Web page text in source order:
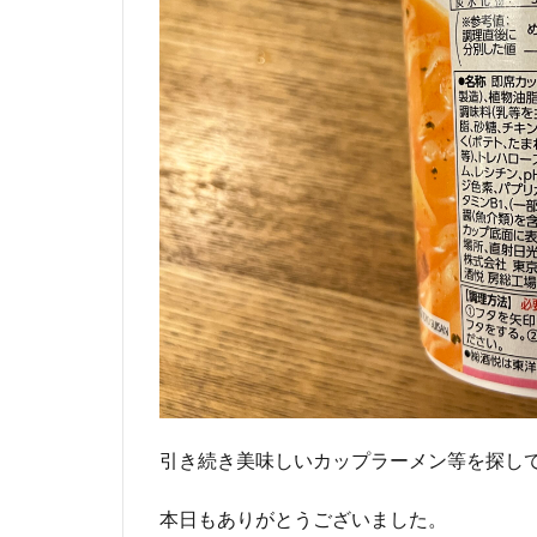
引き続き美味しいカップラーメン等を探し
本日もありがとうございました。